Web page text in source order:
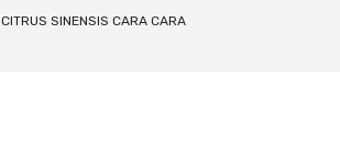
ΕΠΙΚΟΙΝΩΝΊΑ
CITRUS SINENSIS CARA CARA